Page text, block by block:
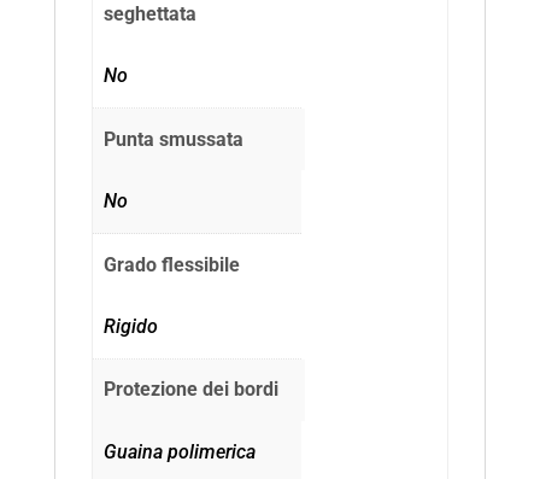
seghettata
No
Punta smussata
No
Grado flessibile
Rigido
Protezione dei bordi
Guaina polimerica